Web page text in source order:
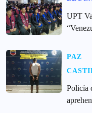
UPT
PAZ
‎Policía